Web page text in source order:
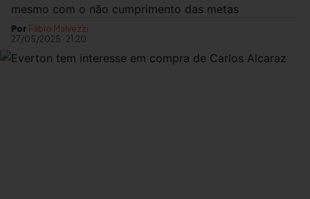
mesmo com o não cumprimento das metas
Por Fábio Malvezzi
27/05/2025 · 21:20